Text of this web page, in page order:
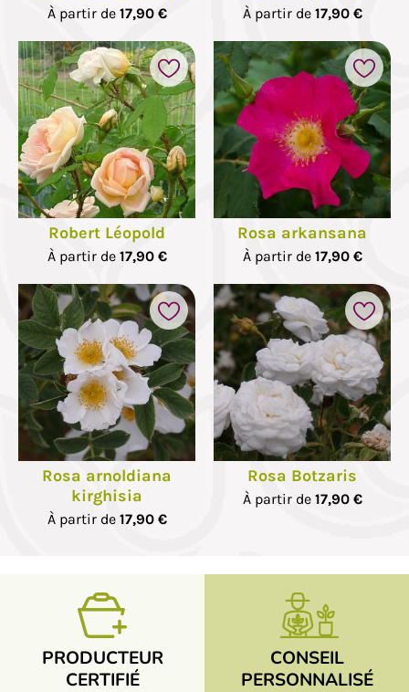
À partir de 17,90 € À partir de 17,90 €
Robert Léopold
À partir de 17,90 €
Rosa arkansana
À partir de 17,90 €
Rosa arnoldiana
kirghisia
À partir de 17,90 €
Rosa Botzaris
À partir de 17,90 €
PRODUCTEUR
CERTIFIÉ
CONSEIL
PERSONNALISÉ